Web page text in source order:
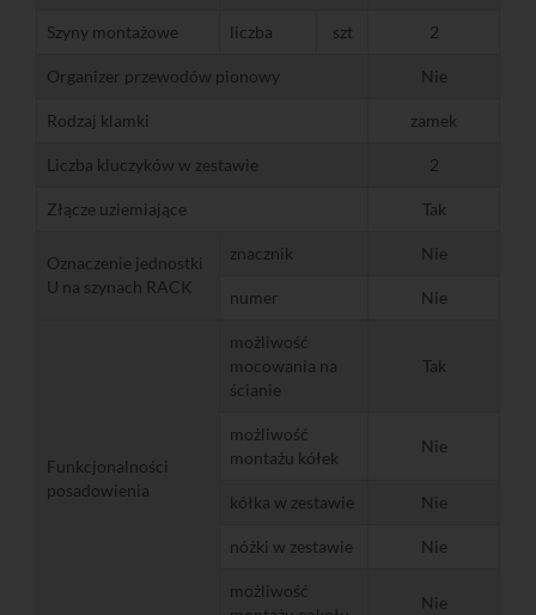
Szyny montażowe liczba szt 2
Organizer przewodów pionowy Nie
Rodzaj klamki zamek
Liczba kluczyków w zestawie 2
Złącze uziemiające Tak
Oznaczenie jednostki
U na szynach RACK
znacznik Nie
numer Nie
Funkcjonalności
posadowienia
możliwość
mocowania na
ścianie
Tak
możliwość
montażu kółek
Nie
kółka w zestawie Nie
nóżki w zestawie Nie
możliwość
Nie